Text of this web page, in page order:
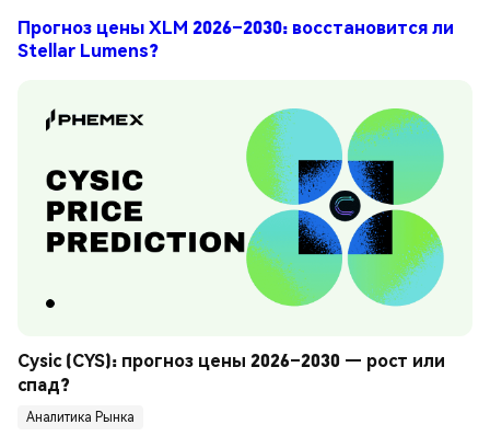
Прогноз цены XLM 2026–2030: восстановится ли
Stellar Lumens?
Cysic (CYS): прогноз цены 2026–2030 — рост или
спад?
Аналитика Рынка